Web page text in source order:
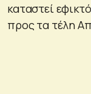
καταστεί
προς τα τέλη